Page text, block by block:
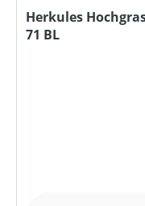
Herkules
71 BL